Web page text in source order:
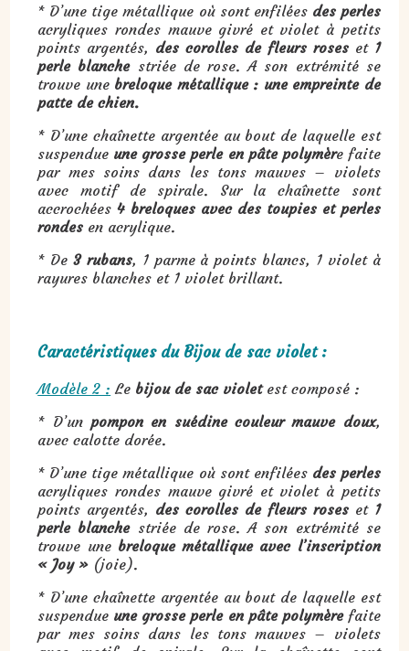
* D’une tige métallique où sont enfilées des perles
acryliques rondes mauve givré et violet à petits
points argentés, des corolles de fleurs roseset 1
perle blanchestriée de rose. A son extrémité se
trouve une breloque métallique : une empreinte de
patte de chien.
* D’une chaînette argentée au bout de laquelle est
suspendue une grosse perle en pâte polymère faite
par mes soins dans les tons mauves – violets
avec motif de spirale. Sur la chaînette sont
accrochées4 breloques avec des toupies et perles
rondes en acrylique.
* De 3 rubans, 1 parme à points blancs, 1 violet à
rayures blanches et 1 violet brillant.
Caractéristiques du Bijou de sac violet :
Modèle 2 : Le bijou de sac violetest composé :
* D’un pompon en suédine couleur mauve doux,
avec calotte dorée.
* D’une tige métallique où sont enfilées des perles
acryliques rondes mauve givré et violet à petits
points argentés, des corolles de fleurs roseset 1
perle blanchestriée de rose. A son extrémité se
trouve une breloque métallique avec l’inscription
« Joy » (joie).
* D’une chaînette argentée au bout de laquelle est
suspendue une grosse perle en pâte polymèrefaite
par mes soins dans les tons mauves – violets